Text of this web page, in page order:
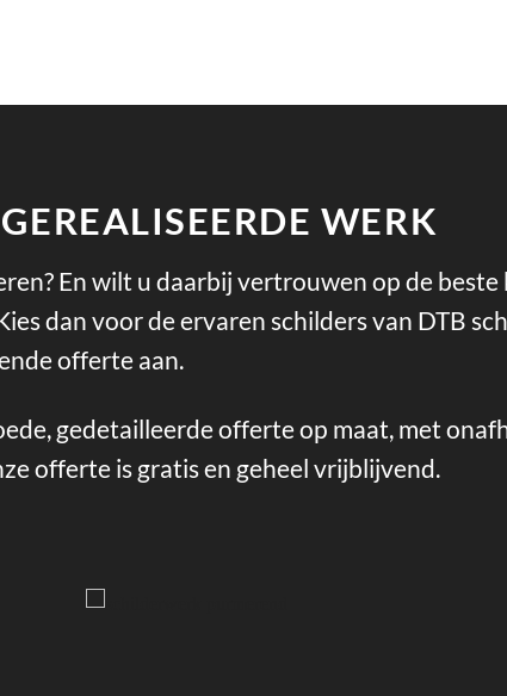
WERK
En wilt u daarbij vertrouwen op de
dan voor de ervaren schilders van DTB
offerte aan.
gedetailleerde offerte op maat, met
offerte is gratis en geheel vrijblijvend.